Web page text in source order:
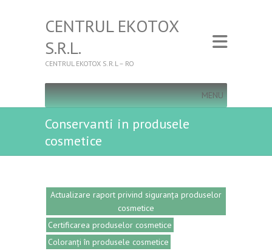
CENTRUL EKOTOX
S.R.L.
CENTRUL EKOTOX S.R.L – RO
MENU
Conservanti in produsele
cosmetice
Actualizare raport privind siguranța produselor
cosmetice
Certificarea produselor cosmetice
Coloranți în produsele cosmetice